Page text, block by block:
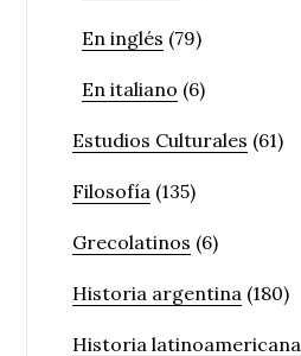
En inglés (79)
En italiano (6)
Estudios Culturales (61)
Filosofía (135)
Grecolatinos (6)
Historia argentina (180)
Historia latinoamericana